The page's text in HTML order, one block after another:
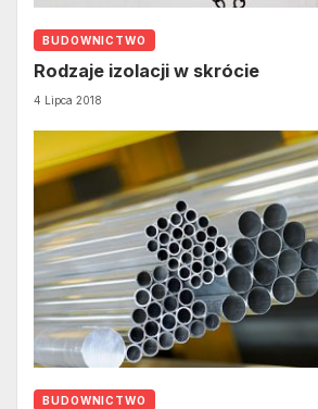
BUDOWNICTWO
Rodzaje izolacji w skrócie
4 Lipca 2018
BUDOWNICTWO